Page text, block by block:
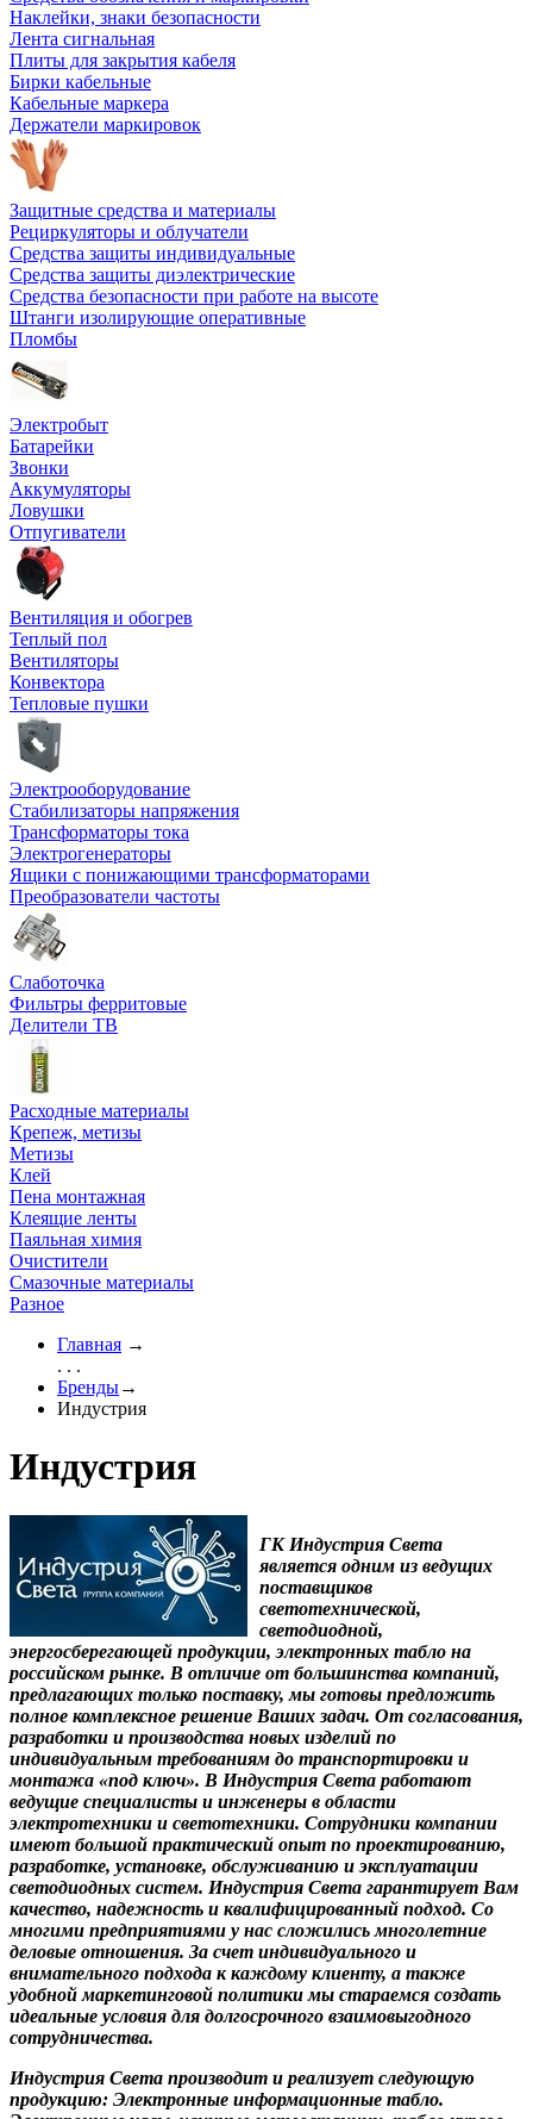
Наклейки, знаки безопасности
Лента сигнальная
Плиты для закрытия кабеля
Бирки кабельные
Кабельные маркера
Держатели маркировок
Защитные средства и материалы
Рециркуляторы и облучатели
Средства защиты индивидуальные
Средства защиты диэлектрические
Средства безопасности при работе на высоте
Штанги изолирующие оперативные
Пломбы
Электробыт
Батарейки
Звонки
Аккумуляторы
Ловушки
Отпугиватели
Вентиляция и обогрев
Теплый пол
Вентиляторы
Конвектора
Тепловые пушки
Электрооборудование
Стабилизаторы напряжения
Трансформаторы тока
Электрогенераторы
Ящики с понижающими трансформаторами
Преобразователи частоты
Слаботочка
Фильтры ферритовые
Делители ТВ
Расходные материалы
Крепеж, метизы
Метизы
Клей
Пена монтажная
Клеящие ленты
Паяльная химия
Очистители
Смазочные материалы
Разное
Главная →
. . .
Бренды→
Индустрия
Индустрия
ГК Индустрия Света
является одним из ведущих
поставщиков
светотехнической,
светодиодной,
энергосберегающей продукции, электронных табло на
российском рынке. В отличие от большинства компаний,
предлагающих только поставку, мы готовы предложить
полное комплексное решение Ваших задач. От согласования,
разработки и производства новых изделий по
индивидуальным требованиям до транспортировки и
монтажа «под ключ». В Индустрия Света работают
ведущие специалисты и инженеры в области
электротехники и светотехники. Сотрудники компании
имеют большой практический опыт по проектированию,
разработке, установке, обслуживанию и эксплуатации
светодиодных систем. Индустрия Света гарантирует Вам
качество, надежность и квалифицированный подход. Со
многими предприятиями у нас сложились многолетние
деловые отношения. За счет индивидуального и
внимательного подхода к каждому клиенту, а также
удобной маркетинговой политики мы стараемся создать
идеальные условия для долгосрочного взаимовыгодного
сотрудничества.
Индустрия Света производит и реализует следующую
продукцию: Электронные информационные табло.